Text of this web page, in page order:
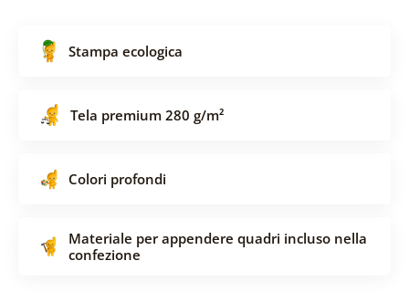
Stampa ecologica
Tela premium 280 g/m²
Colori profondi
Materiale per appendere quadri incluso nella
confezione